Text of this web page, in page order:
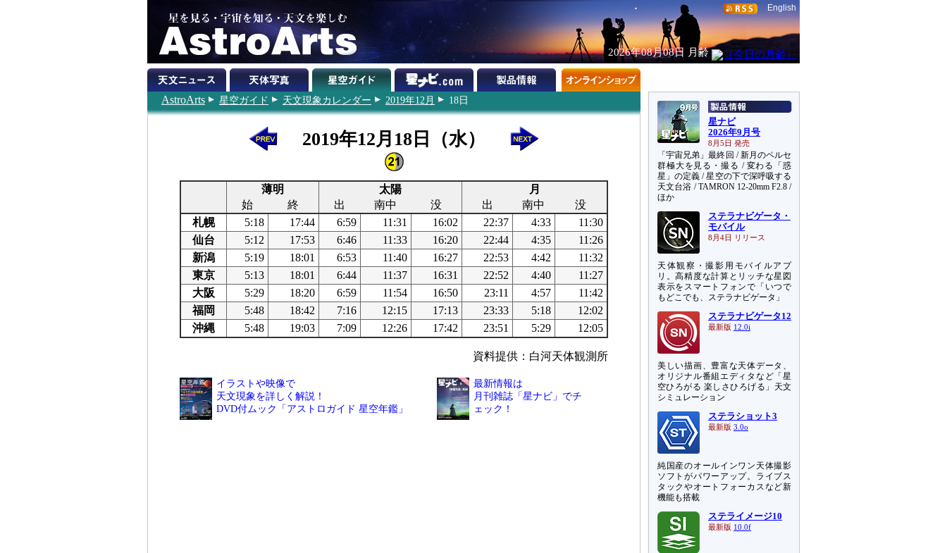
English
2026年08月08日 月齢
AstroArts 星空ガイド 天文現象カレンダー 2019年12月 18日
2019年12月18日（水）
薄明 太陽
月
始
終 出 南中 没 出 南中
没
札幌
5:18 17:44 6:59 11:31 16:02 22:37 4:33
11:30
仙台
5:12 17:53 6:46 11:33 16:20 22:44 4:35
11:26
新潟
5:19 18:01 6:53 11:40 16:27 22:53 4:42
11:32
東京
5:13 18:01 6:44 11:37 16:31 22:52 4:40
11:27
大阪
5:29 18:20 6:59 11:54 16:50 23:11 4:57
11:42
福岡
5:48 18:42 7:16 12:15 17:13 23:33 5:18
12:02
沖縄
5:48 19:03 7:09 12:26 17:42 23:51 5:29 12:05
資料提供：白河天体観測所
イラストや映像で
天文現象を詳しく解説！
DVD付ムック「アストロガイド 星空年鑑」
最新情報は
月刊雑誌「星ナビ」でチ
ェック！
星ナビ
2026年9月号
8月5日 発売
「宇宙兄弟」最終回 / 新月のペルセ
群極大を見る・撮る / 変わる「惑
星」の定義 / 星空の下で深呼吸する
天文台浴 / TAMRON 12-20mm F2.8 /
ほか
ステラナビゲータ・
モバイル
8月4日 リリース
天体観察・撮影用モバイルアプ
リ。高精度な計算とリッチな星図
表示をスマートフォンで「いつで
もどこでも、ステラナビゲータ」
ステラナビゲータ12
最新版 12.0i
美しい描画、豊富な天体データ、
オリジナル番組エディタなど「星
空ひろがる 楽しさひろげる」天文
シミュレーション
ステラショット3
最新版 3.0o
純国産のオールインワン天体撮影
ソフトがパワーアップ。ライブス
タックやオートフォーカスなど新
機能も搭載
ステライメージ10
最新版 10.0f